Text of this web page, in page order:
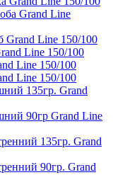
Grand Line
Grand Line 150/100
Line 150/100
Line 150/100
Line 150/100
135гр. Grand
90гр Grand Line
135гр. Grand
90гр. Grand